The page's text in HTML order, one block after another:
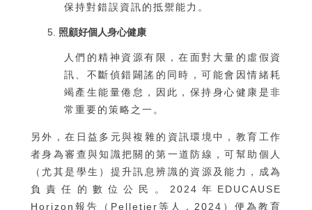
保持對錯誤資訊的抵禦能力。
照顧好個人身心健康
人們的精神資源有限，在面對大量的虛假資
訊、不斷偵錯闢謠的同時，可能會因情緒耗
竭產生能量倦怠，因此，保持身心健康是非
常重要的策略之一。
另外，在日益多元與複雜的資訊環境中，教育工作
者身為審查與知識把關的第一道防線，可幫助個人
（尤其是學生）提升訊息辨識的資源及能力，成為
負責任的數位公民。2024年EDUCAUSE
Horizon報告（Pelletier等人，2024）便為教育